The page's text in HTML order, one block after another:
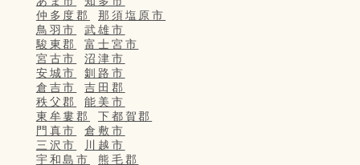
仲多度郡
那須塩原市
鳥羽市
武雄市
駿東郡
富士宮市
宮古市
沼津市
安城市
釧路市
倉吉市
吉田郡
秩父郡
能美市
東牟婁郡
下都賀郡
門真市
倉敷市
三沢市
川越市
宇和島市
熊毛郡